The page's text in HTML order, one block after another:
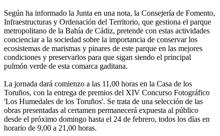
Según ha informado la Junta en una nota, la Consejería de Fomento,
Infraestructuras y Ordenación del Territorio, que gestiona el parque
metropolitano de la Bahía de Cádiz, pretende con estas actividades
concienciar a la sociedad sobre la importancia de conservar los
ecosistemas de marismas y pinares de este parque en las mejores
condiciones y preservarlos para que sigan siendo el principal
pulmón verde de esta comarca gaditana.
La jornada dará comienzo a las 11,00 horas en la Casa de los
Toruños, con la entrega de premios del XIV Concurso Fotográfico
'Los Humedales de los Toruños'. Se trata de una selección de las
obras presentadas al certamen permanecerá expuesta al público
desde el próximo domingo hasta el 24 de febrero, todos los días en
horario de 9,00 a 21,00 horas.